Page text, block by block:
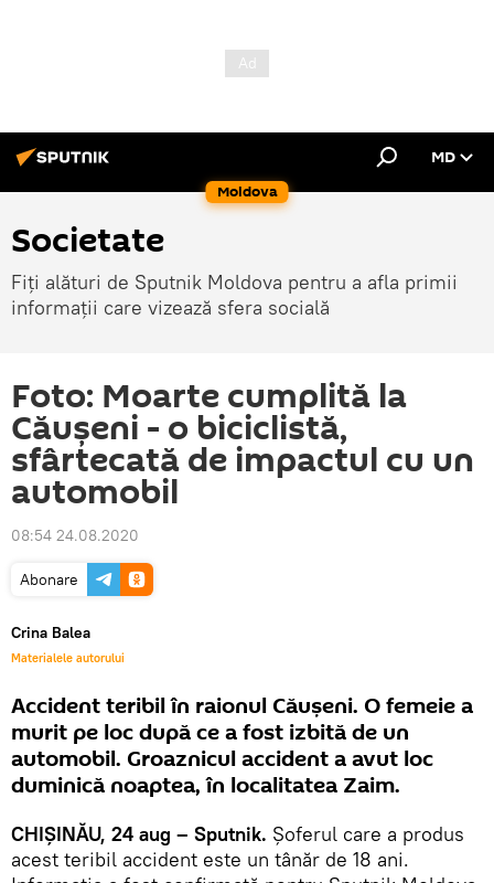
Moldova
MD
Societate
Fiți alături de Sputnik Moldova pentru a afla primii
informații care vizează sfera socială
Foto: Moarte cumplită la
Căușeni - o biciclistă,
sfârtecată de impactul cu un
automobil
08:54 24.08.2020
Abonare
Crina Balea
Materialele autorului
Accident teribil în raionul Căuşeni. O femeie a
murit pe loc după ce a fost izbită de un
automobil. Groaznicul accident a avut loc
duminică noaptea, în localitatea Zaim.
CHIȘINĂU, 24 aug – Sputnik. Şoferul care a produs
acest teribil accident este un tânăr de 18 ani.